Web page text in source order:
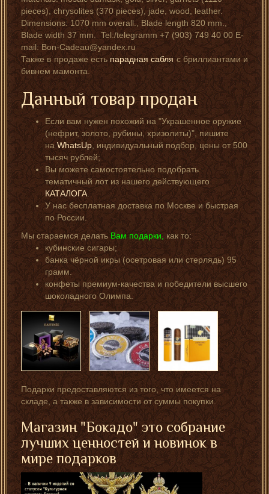
pieces), chrysolites (370 pieces), jade, wood, leather.
Dimensions: 1070 mm overall., Blade length 820 mm.,
Blade width 37 mm. Tel:/telegramm +7 (903) 749 40 00 E-
mail: Bon-Cadeau@yandex.ru
Также в продаже есть парадная сабляс бриллиантами и
бивнем мамонта.
Данный товар продан
Если вам нужен похожий на "Украшенное оружие
(нефрит, золото, рубины, хризолиты)", пишите
наWhatsUp, индивидуальный подбор, цены от 500
тысяч рублей;
Вы можете самостоятельно подобрать
тематичный лот из нашего действующего
КАТАЛОГА
У нас бесплатная доставка по Москве и быстрая
по России.
Мы стараемся делать Вам подарки,как то:
кубинские сигары;
банка чёрной икры (осетровая или стерлядь) 95
грамм.
конфеты премиум-качества и победители высшего
шоколадного Олимпа.
Подарки предоставляются из того, что имеется на
складе, а также в зависимости от суммы покупки.
Магазин "Бокадо" это собрание
лучших ценностей и новинок в
мире подарков